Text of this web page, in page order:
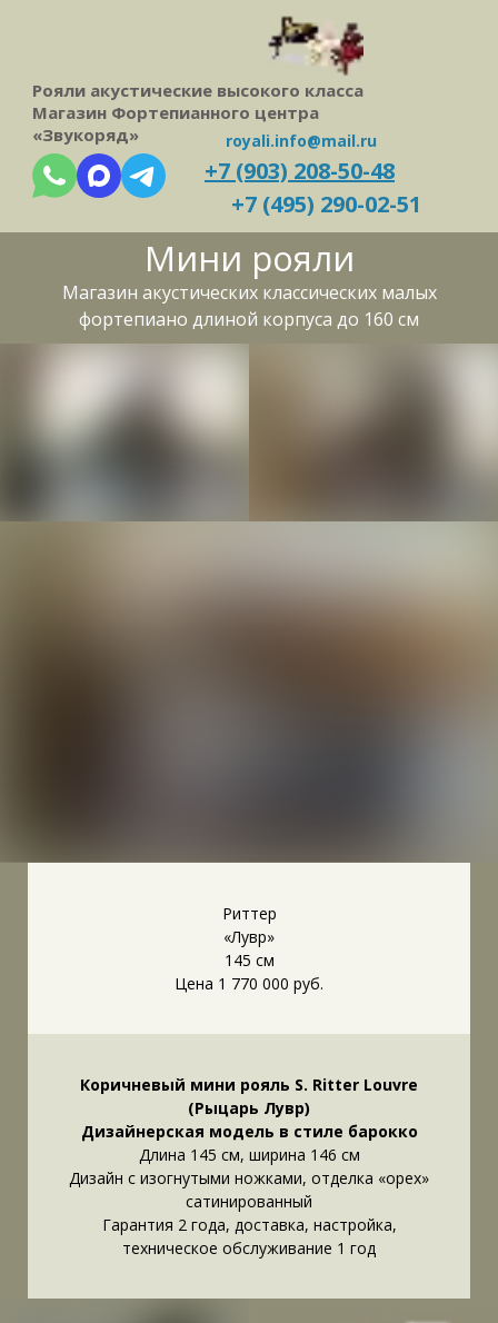
Рояли акустические высокого класса
Магазин Фортепианного центра
«Звукоряд»
+7 (495) 290-02-51
royali.info@mail.ru
+7 (903) 208-50-48
Мини рояли
Магазин акустических классических малых
фортепиано длиной корпуса до 160 см
Риттер
«Лувр»
145 см
Цена 1 770 000 руб.
Коричневый мини рояль S. Ritter Louvre
(Рыцарь Лувр)
Дизайнерская модель в стиле барокко
Длина 145 см, ширина 146 см
Дизайн с изогнутыми ножками, отделка «орех»
сатинированный
Гарантия 2 года, доставка, настройка,
техническое обслуживание 1 год